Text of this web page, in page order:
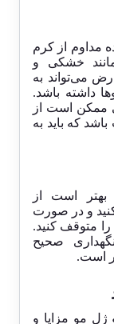
مداوم از کرم
خشکی و
می‌تواند به
داشته باشد.
ممکن است از
که باید به
بهتر است از
و در صورت
متوقف کنید.
صحیح
است.
مو مزایا و